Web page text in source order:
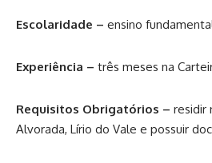
Escolaridade – ensino
Experiência – três meses na
Requisitos Obrigatórios – residir
Alvorada, Lírio do Vale e possuir